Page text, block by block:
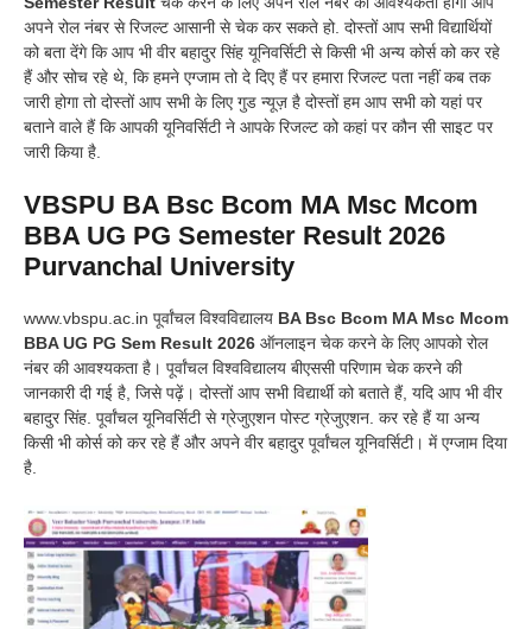
अपने रोल नंबर से रिजल्ट आसानी से चेक कर सकते हो. दोस्तों आप सभी विद्यार्थियों
को बता देंगे कि आप भी वीर बहादुर सिंह यूनिवर्सिटी से किसी भी अन्य कोर्स को कर रहे
हैं और सोच रहे थे, कि हमने एग्जाम तो दे दिए हैं पर हमारा रिजल्ट पता नहीं कब तक
जारी होगा तो दोस्तों आप सभी के लिए गुड न्यूज़ है दोस्तों हम आप सभी को यहां पर
बताने वाले हैं कि आपकी यूनिवर्सिटी ने आपके रिजल्ट को कहां पर कौन सी साइट पर
जारी किया है.
VBSPU BA Bsc Bcom MA Msc Mcom
BBA UG PG Semester Result 2026
Purvanchal University
www.vbspu.ac.in पूर्वांचल विश्वविद्यालय BA Bsc Bcom MA Msc Mcom
BBA UG PG Sem Result 2026 ऑनलाइन चेक करने के लिए आपको रोल
नंबर की आवश्यकता है। पूर्वांचल विश्वविद्यालय बीएससी परिणाम चेक करने की
जानकारी दी गई है, जिसे पढ़ें। दोस्तों आप सभी विद्यार्थी को बताते हैं, यदि आप भी वीर
बहादुर सिंह. पूर्वांचल यूनिवर्सिटी से ग्रेजुएशन पोस्ट ग्रेजुएशन. कर रहे हैं या अन्य
किसी भी कोर्स को कर रहे हैं और अपने वीर बहादुर पूर्वांचल यूनिवर्सिटी। में एग्जाम दिया
है.